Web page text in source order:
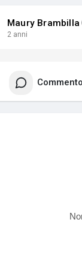
Maury Brambilla
2 anni
Commento